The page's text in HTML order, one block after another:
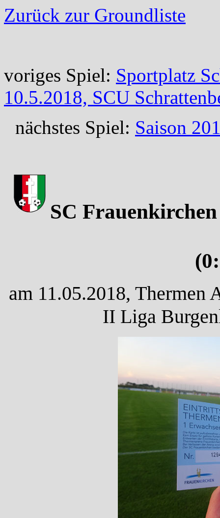
Zurück zur Groundliste
voriges Spiel: Sportplatz
10.5.2018, SCU
nächstes Spiel: Saison
SC
am 11.05.2018, Thermen
II Liga